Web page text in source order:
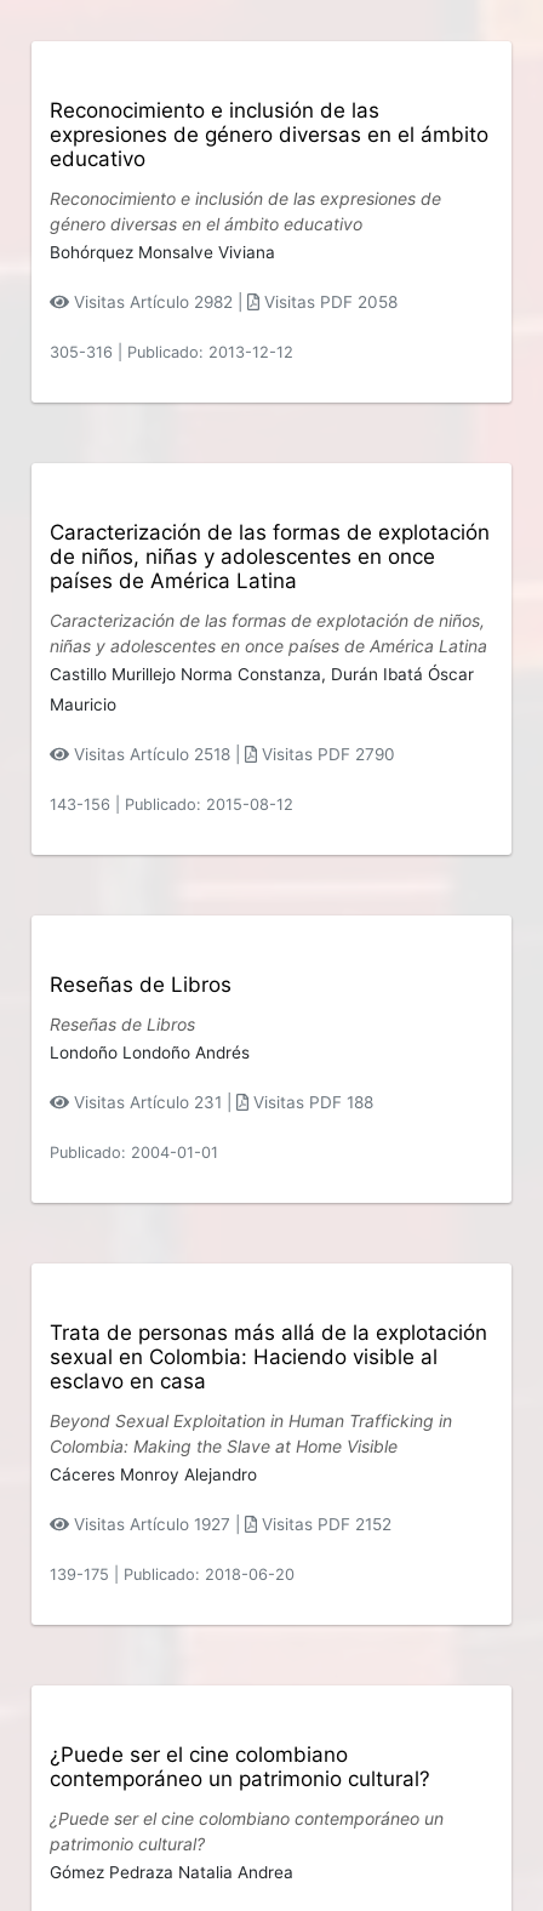
Reconocimiento e inclusión de las
expresiones de género diversas en el ámbito
educativo
Reconocimiento e inclusión de las expresiones de
género diversas en el ámbito educativo
Bohórquez Monsalve Viviana
Visitas Artículo 2982 | Visitas PDF 2058
305-316 Publicado: 2013-12-12
Caracterización de las formas de explotación
de niños, niñas y adolescentes en once
países de América Latina
Caracterización de las formas de explotación de niños,
niñas y adolescentes en once países de América Latina
Castillo Murillejo Norma Constanza, Durán Ibatá Óscar
Mauricio
Visitas Artículo 2518 | Visitas PDF 2790
143-156 Publicado: 2015-08-12
Reseñas de Libros
Reseñas de Libros
Londoño Londoño Andrés
Visitas Artículo 231 | Visitas PDF 188
Publicado: 2004-01-01
Trata de personas más allá de la explotación
sexual en Colombia: Haciendo visible al
esclavo en casa
Beyond Sexual Exploitation in Human Trafficking in
Colombia: Making the Slave at Home Visible
Cáceres Monroy Alejandro
Visitas Artículo 1927 | Visitas PDF 2152
139-175 Publicado: 2018-06-20
¿Puede ser el cine colombiano
contemporáneo un patrimonio cultural?
¿Puede ser el cine colombiano contemporáneo un
patrimonio cultural?
Gómez Pedraza Natalia Andrea